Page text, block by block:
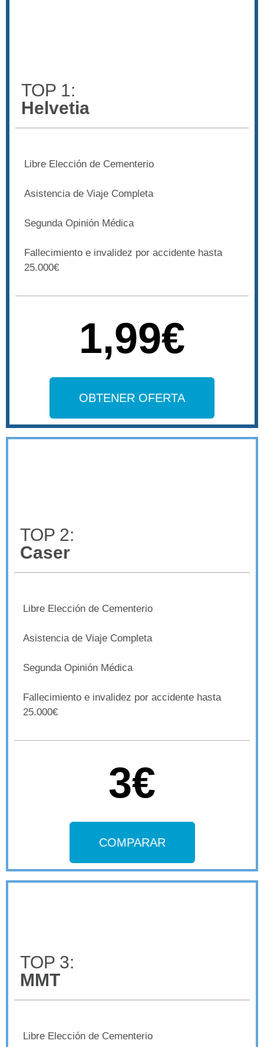
TOP 1:
Helvetia
Libre Elección de Cementerio
Asistencia de Viaje Completa
Segunda Opinión Médica
Fallecimiento e invalidez por accidente hasta
25.000€
1,99€
OBTENER OFERTA
TOP 2:
Caser
Libre Elección de Cementerio
Asistencia de Viaje Completa
Segunda Opinión Médica
Fallecimiento e invalidez por accidente hasta
25.000€
3€
COMPARAR
TOP 3:
MMT
Libre Elección de Cementerio